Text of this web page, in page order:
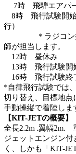
7時 飛騨エアパ
8時 飛行試験開始
行）
＊ラジコン操縦
師が担当します。
12時 昼休み
13時 飛行試験開
16時 飛行試験終
*自律飛行試験では
切り替え、目標地点
手動操縦で着陸しま
【KIT-JETの概要】
全長2.2m .翼幅2m.
ジェットエンジン
く、しかも「KIT-